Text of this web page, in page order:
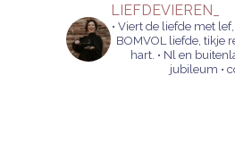
LIEFDEVIEREN_
• Viert de liefde met
BOMVOL liefde, tikje
hart. • Nl en
jubileum •